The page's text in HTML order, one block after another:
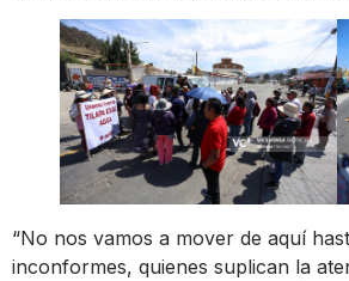
“No nos vamos a mover de aquí
inconformes, quienes suplican la